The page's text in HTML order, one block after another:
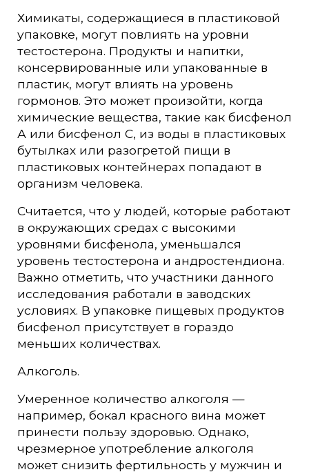
Химикаты, содержащиеся в пластиковой
упаковке, могут повлиять на уровни
тестостерона. Продукты и напитки,
консервированные или упакованные в
пластик, могут влиять на уровень
гормонов. Это может произойти, когда
химические вещества, такие как бисфенол
А или бисфенол С, из воды в пластиковых
бутылках или разогретой пищи в
пластиковых контейнерах попадают в
организм человека.
Считается, что у людей, которые работают
в окружающих средах с высокими
уровнями бисфенола, уменьшался
уровень тестостерона и андростендиона.
Важно отметить, что участники данного
исследования работали в заводских
условиях. В упаковке пищевых продуктов
бисфенол присутствует в гораздо
меньших количествах.
Алкоголь.
Умеренное количество алкоголя —
например, бокал красного вина может
принести пользу здоровью. Однако,
чрезмерное употребление алкоголя
может снизить фертильность у мужчин и